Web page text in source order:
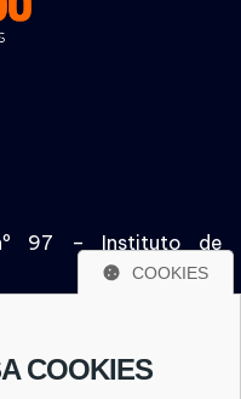
97 – Instituto de
COOKIES
COOKIES